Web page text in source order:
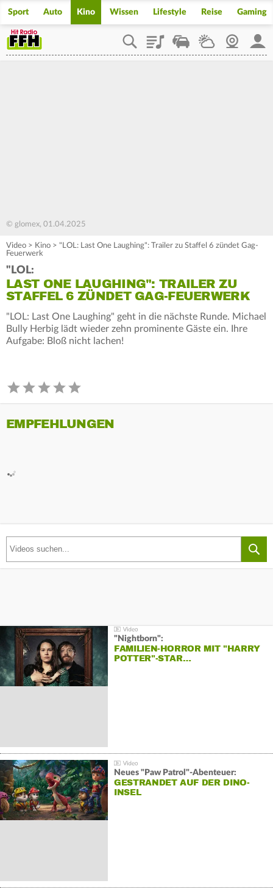
Sport Auto Kino Wissen Lifestyle Reise Gaming
PlaylistStaupilotWetterWebcam
© glomex, 01.04.2025
Video > Kino > "LOL: Last One Laughing": Trailer zu Staffel 6 zündet Gag-
Feuerwerk
"LOL:
LAST ONE LAUGHING": TRAILER ZU
STAFFEL 6 ZÜNDET GAG-FEUERWERK
"LOL: Last One Laughing" geht in die nächste Runde. Michael
Bully Herbig lädt wieder zehn prominente Gäste ein. Ihre
Aufgabe: Bloß nicht lachen!
EMPFEHLUNGEN
"Nightborn":
FAMILIEN-HORROR MIT "HARRY
POTTER"-STAR…
Neues "Paw Patrol"-Abenteuer:
GESTRANDET AUF DER DINO-
INSEL